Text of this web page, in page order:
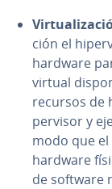
Vi­r­tua­li­za­ci
ción el
hardware
virtual
recursos de
pe­r­vi­sor y
modo que
hardware
de software